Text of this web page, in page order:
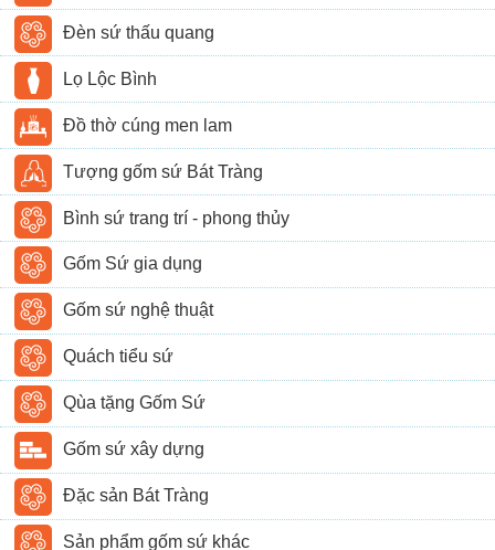
Đèn sứ thấu quang
Lọ Lộc Bình
Đồ thờ cúng men lam
Tượng gốm sứ Bát Tràng
Bình sứ trang trí - phong thủy
Gốm Sứ gia dụng
Gốm sứ nghệ thuật
Quách tiểu sứ
Qùa tặng Gốm Sứ
Gốm sứ xây dựng
Đặc sản Bát Tràng
Sản phẩm gốm sứ khác